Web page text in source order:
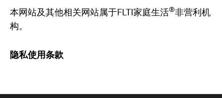
本网站及其他相关网站属于FLTI家庭生活®非营利机
构。
隐私使用条款